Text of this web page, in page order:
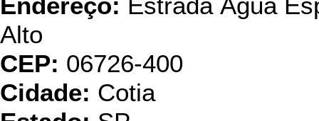
Endereço: Estrada Água
Alto
CEP: 06726-400
Cidade: Cotia